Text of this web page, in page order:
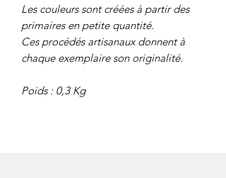
Les couleurs sont créées à partir des
primaires en petite quantité.
Ces procédés artisanaux donnent à
chaque exemplaire son originalité.
Poids : 0,3 Kg